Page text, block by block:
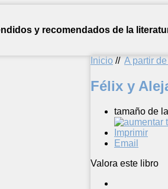
y recomendados de la
Inicio // A partir
Félix y
tamaño de
Imprimir
Email
Valora este libro